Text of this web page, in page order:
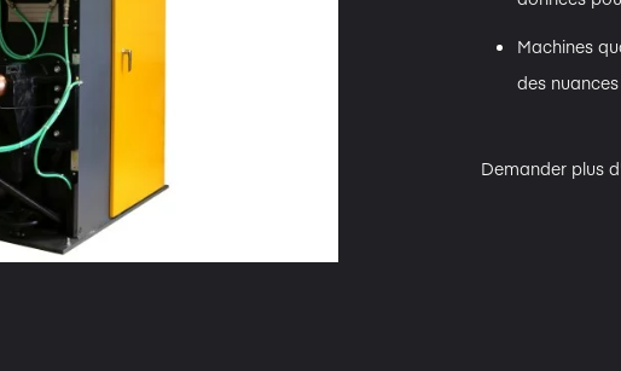
Machines
des
Demander plus